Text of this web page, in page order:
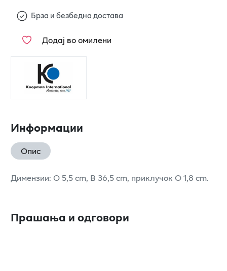
Брза и безбедна достава
Додај во омилени
Информации
Опис
Димензии: O 5,5 cm, В 36,5 cm, приклучок O 1,8 cm.
Прашања и одговори